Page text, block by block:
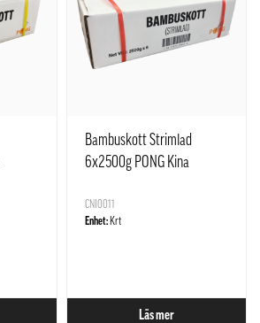
Bambuskott Strimlad
6x2500g PONG Kina
CNI0011
Enhet: Krt
Läs mer